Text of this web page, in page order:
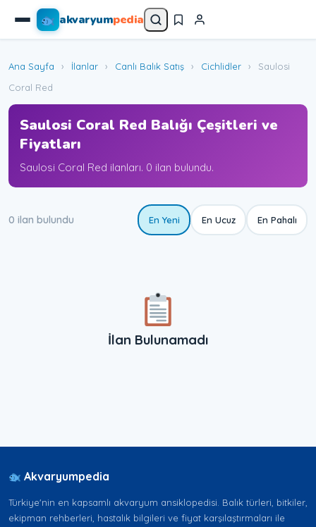
akvaryumpedia
Ana Sayfa › İlanlar › Canlı Balık Satış › Cichlidler ›
Saulosi
Coral Red
Saulosi Coral Red Balığı Çeşitleri ve
Fiyatları
Saulosi Coral Red ilanları. 0 ilan bulundu.
0 ilan bulundu En Yeni En Ucuz En Pahalı
İlan Bulunamadı
Akvaryumpedia
Türkiye'nin en kapsamlı akvaryum ansiklopedisi. Balık türleri, bitkiler,
ekipman rehberleri, hastalık bilgileri ve fiyat karşılaştırmaları ile